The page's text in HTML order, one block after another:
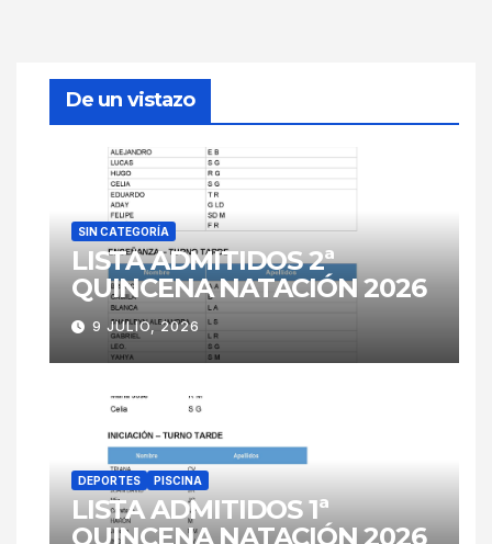
De un vistazo
SIN CATEGORÍA
LISTA ADMITIDOS 2ª
QUINCENA NATACIÓN 2026
9 JULIO, 2026
DEPORTES PISCINA
LISTA ADMITIDOS 1ª
QUINCENA NATACIÓN 2026